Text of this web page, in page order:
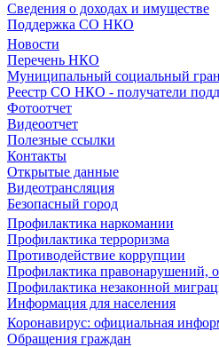
Сведения о доходах и имуществе
Поддержка СО НКО
Новости
Перечень НКО
Муниципальный социальный
Реестр СО НКО - получатели
Фотоотчет
Видеоотчет
Полезные ссылки
Контакты
Открытые данные
Видеотрансляция
Безопасный город
Профилактика наркомании
Профилактика терроризма
Противодействие коррупции
Профилактика правонарушений,
Профилактика незаконной
Информация для населения
Коронавирус: официальная
Обращения граждан